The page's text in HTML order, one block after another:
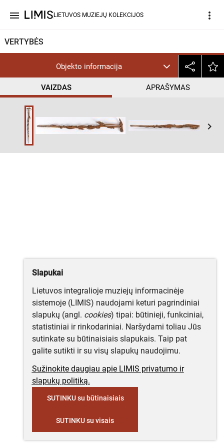
menu LIETUVOS MUZIEJŲ KOLEKCIJOS more_vert
VERTYBĖS
Objekto informacija
VAIZDAS APRAŠYMAS
CC BY help_outline
keyboard_arrow_right
Slapukai
Lietuvos integralioje muziejų informacinėje
sistemoje (LIMIS) naudojami keturi pagrindiniai
slapukų (angl. cookies) tipai: būtinieji, funkciniai,
statistiniai ir rinkodariniai. Naršydami toliau Jūs
sutinkate su būtinaisiais slapukais. Taip pat
galite sutikti ir su visų slapukų naudojimu.
Sužinokite daugiau apie LIMIS privatumo ir
slapukų politiką.
SUTINKU su būtinaisiais
SUTINKU su visais